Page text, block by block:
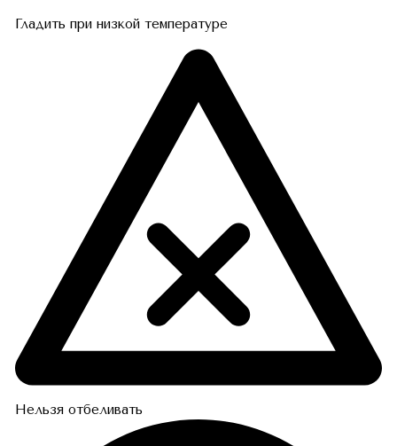
Гладить при низкой температуре
Нельзя отбеливать